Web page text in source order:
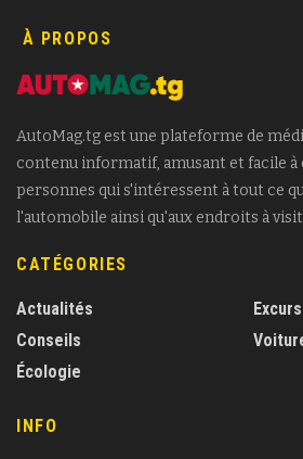
À PROPOS
AutoMag.tg est une plateforme de
contenu informatif, amusant et facile à
personnes qui s'intéressent à tout ce
l'automobile ainsi qu'aux endroits à
CATÉGORIES
Actualités
Conseils
Écologie
INFO